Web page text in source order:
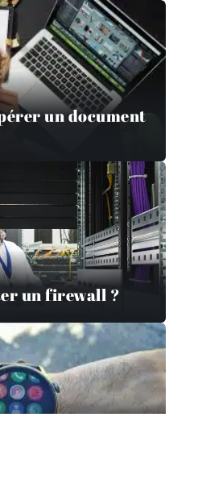
un document
un firewall ?